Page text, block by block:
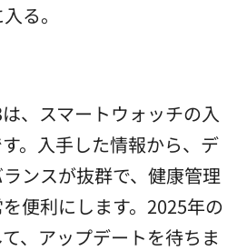
る。
、スマートウォッチの入
。入手した情報から、デ
ンスが抜群で、健康管理
便利にします。2025年の
、アップデートを待ちま